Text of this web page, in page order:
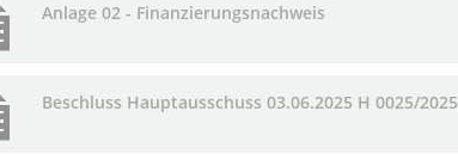
Anlage 02 - Finanzierungsnachweis
Beschluss Hauptausschuss 03.06.2025 H 0025/2025